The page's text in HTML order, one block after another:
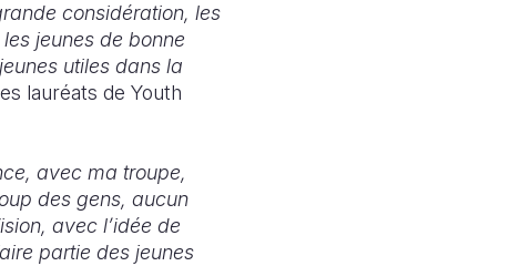
considération, les
jeunes de bonne
utiles dans la
lauréats de Youth
avec ma troupe,
des gens, aucun
avec l’idée de
partie des jeunes